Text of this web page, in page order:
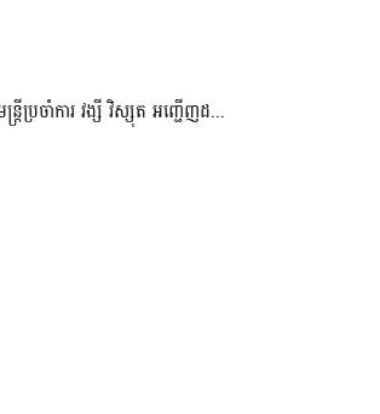
តីប្រចាំការ វង្សី វិស្សុត អញ្ជើញដ...